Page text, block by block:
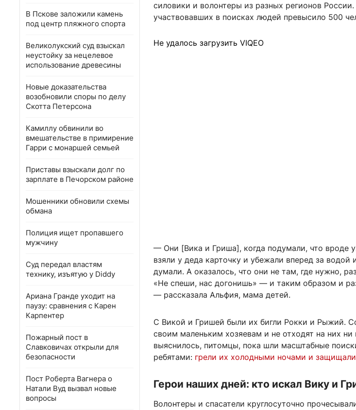
В Пскове заложили камень
под центр пляжного спорта
Великолукский суд взыскал
неустойку за нецелевое
использование древесины
Новые доказательства
возобновили споры по делу
Скотта Петерсона
Камиллу обвинили во
вмешательстве в примирение
Гарри с монаршей семьей
Приставы взыскали долг по
зарплате в Печорском районе
Мошенники обновили схемы
обмана
Полиция ищет пропавшего
мужчину
Суд передал властям
технику, изъятую у Diddy
Ариана Гранде уходит на
паузу: сравнения с Карен
Карпентер
Пожарный пост в
Славковичах открыли для
безопасности
Пост Роберта Вагнера о
Натали Вуд вызвал новые
вопросы
силовики и волонтеры из разных регионов
участвовавших в поисках людей превысило 500
Не удалось загрузить VIQEO
— Они [Вика и Гриша], когда подумали, что вроде
взяли у деда карточку и убежали вперед за водой
думали. А оказалось, что они не там, где нужно,
«Не спеши, нас догонишь» — и таким образом и
— рассказала Альфия, мама детей.
С Викой и Гришей были их бигли Рокки и Рыжий.
своим маленьким хозяевам и не отходят на них ни
выяснилось, питомцы, пока шли масштабные
ребятами: грели их холодными ночами и
Герои наших дней: кто искал Вику и
Волонтеры и спасатели круглосуточно